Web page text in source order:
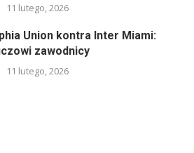
11 lutego, 2026
Union kontra Inter Miami:
zawodnicy
11 lutego, 2026